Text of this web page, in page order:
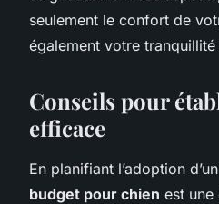
seulement le confort de
également votre tranquillité
Conseils pour
efficace
En planifiant l’adoption
budget pour chien est